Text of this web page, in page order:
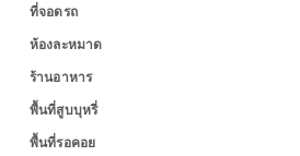
ที่จอดรถ
ห้องละหมาด
ร้านอาหาร
พื้นที่สูบบุหรี่
พื้นที่รอคอย